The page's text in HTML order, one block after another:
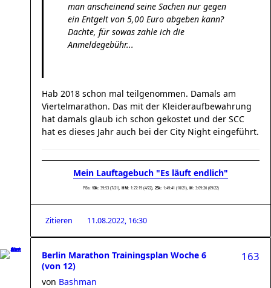
man anscheinend seine Sachen nur gegen
ein Entgelt von 5,00 Euro abgeben kann?
Dachte, für sowas zahle ich die
Anmeldegebühr...
Hab 2018 schon mal teilgenommen. Damals am
Viertelmarathon. Das mit der Kleideraufbewahrung
hat damals glaub ich schon gekostet und der SCC
hat es dieses Jahr auch bei der City Night eingeführt.
Mein Lauftagebuch "Es läuft endlich"
PBs: 10k: 39:53 (7/21), HM: 1:27:19 (4/22), 25k:1:49:41 (10/21), M: 3:09:26 (09/22)
Zitieren 11.08.2022, 16:30
Berlin Marathon Trainingsplan Woche 6
(von 12)
163
von Bashman